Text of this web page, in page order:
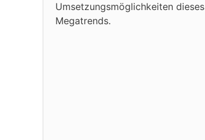
Umsetzungsmöglichkeiten dieses
Megatrends.